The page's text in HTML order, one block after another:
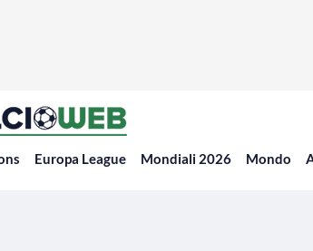
Europa League Mondiali 2026 Mondo